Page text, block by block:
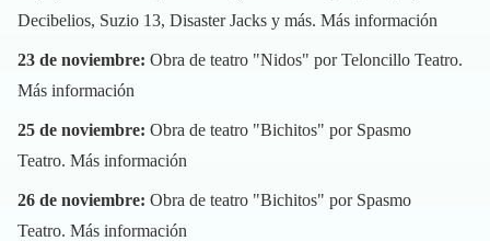
Decibelios, Suzio 13, Disaster Jacks y más. Más información
23 de noviembre: Obra de teatro "Nidos" por Teloncillo Teatro.
Más información
25 de noviembre: Obra de teatro "Bichitos" por Spasmo
Teatro. Más información
26 de noviembre: Obra de teatro "Bichitos" por Spasmo
Teatro. Más información